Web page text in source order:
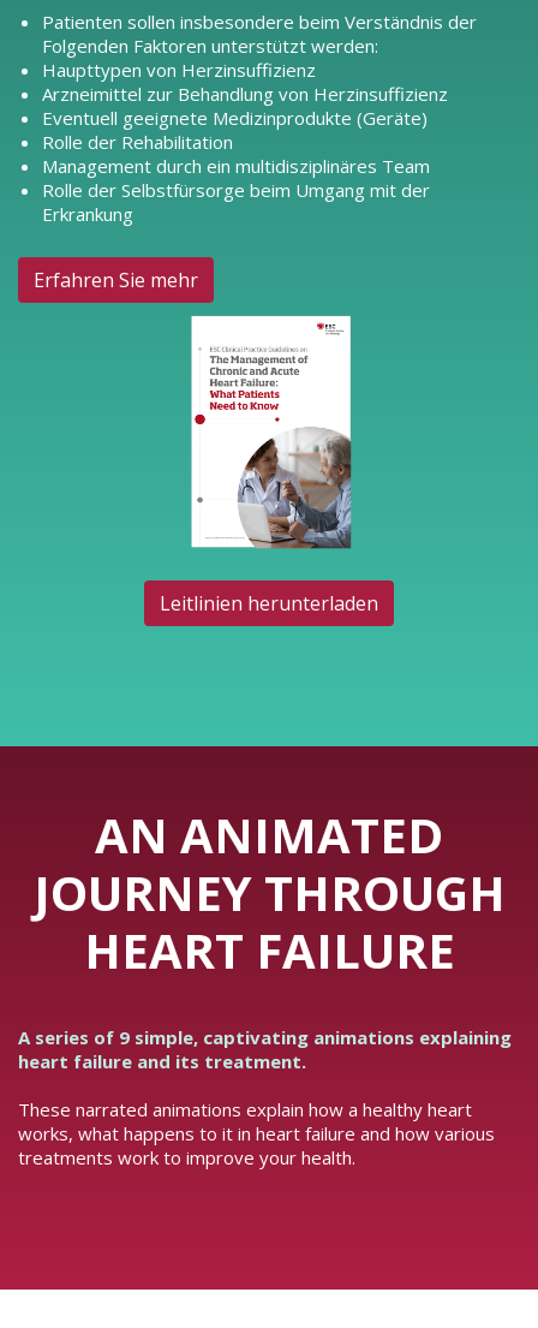
Patienten sollen insbesondere beim Verständnis der
Folgenden Faktoren unterstützt werden:
Haupttypen von Herzinsuffizienz
Arzneimittel zur Behandlung von Herzinsuffizienz
Eventuell geeignete Medizinprodukte (Geräte)
Rolle der Rehabilitation
Management durch ein multidisziplinäres Team
Rolle der Selbstfürsorge beim Umgang mit der
Erkrankung
Erfahren Sie mehr
Leitlinien herunterladen
AN ANIMATED
JOURNEY THROUGH
HEART FAILURE
A series of 9 simple, captivating animations explaining
heart failure and its treatment.
These narrated animations explain how a healthy heart
works, what happens to it in heart failure and how various
treatments work to improve your health.